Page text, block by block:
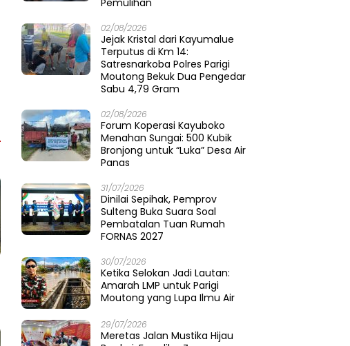
02/08/2026
Jejak Kristal dari Kayumalue
Terputus di Km 14:
Satresnarkoba Polres Parigi
Moutong Bekuk Dua Pengedar
Sabu 4,79 Gram
02/08/2026
Forum Koperasi Kayuboko
Menahan Sungai: 500 Kubik
Bronjong untuk “Luka” Desa Air
Panas
31/07/2026
Dinilai Sepihak, Pemprov
Sulteng Buka Suara Soal
Pembatalan Tuan Rumah
FORNAS 2027
30/07/2026
Ketika Selokan Jadi Lautan:
Amarah LMP untuk Parigi
Moutong yang Lupa Ilmu Air
29/07/2026
Meretas Jalan Mustika Hijau